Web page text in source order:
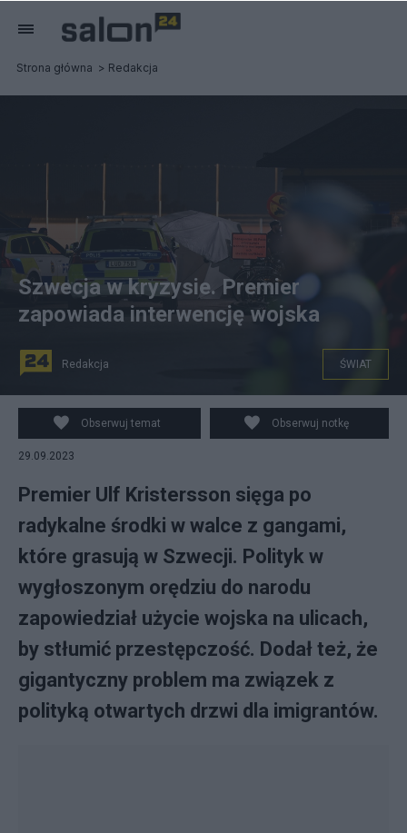
Strona główna Redakcja
Szwecja w kryzysie. Premier
zapowiada interwencję wojska
Redakcja ŚWIAT
Obserwuj temat Obserwuj notkę
29.09.2023
Premier Ulf Kristersson sięga po
radykalne środki w walce z gangami,
które grasują w Szwecji. Polityk w
wygłoszonym orędziu do narodu
zapowiedział użycie wojska na ulicach,
by stłumić przestępczość. Dodał też, że
gigantyczny problem ma związek z
polityką otwartych drzwi dla imigrantów.